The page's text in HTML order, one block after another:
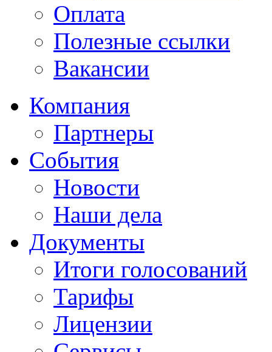
Оплата
Полезные ссылки
Вакансии
Компания
Партнеры
События
Новости
Наши дела
Документы
Итоги голосований
Тарифы
Лицензии